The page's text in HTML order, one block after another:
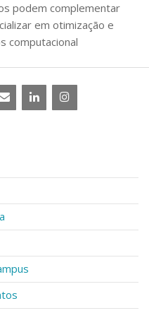
podem complementar
em otimização e
computacional